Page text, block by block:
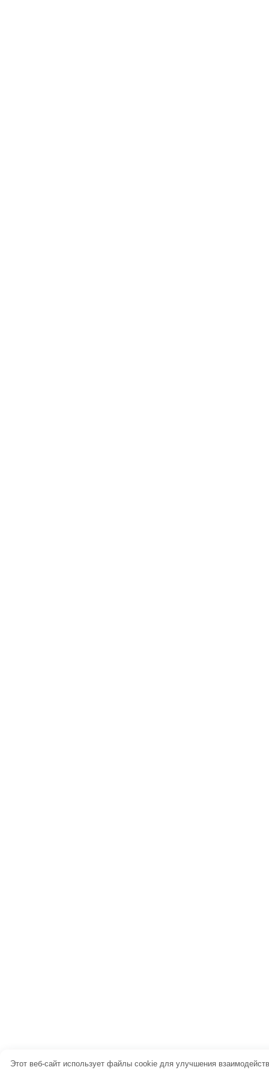
Этот веб-сайт использует файлы cookie для улучшения